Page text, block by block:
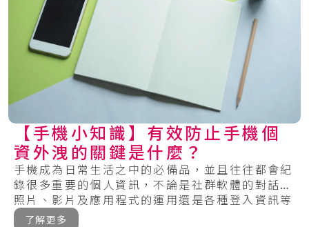
【手機小知識】有效防止手機個
資外洩的關鍵是什麼？
手機成為日常生活之中的必備品，並且往往都會紀
錄很多重要的個人資訊，不論是社群軟體的對話、
照片、影片及應用程式的運用還是各種登入資訊等
等，.....
了解更多